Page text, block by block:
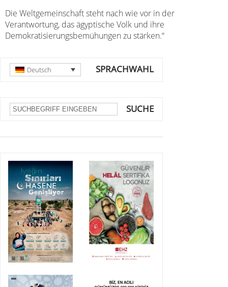
Die Weltgemeinschaft steht nach wie vor in der
Verantwortung, das ägyptische Volk und ihre
Demokratisierungsbemühungen zu stärken.“
SPRACHWAHL
Deutsch
SUCHE